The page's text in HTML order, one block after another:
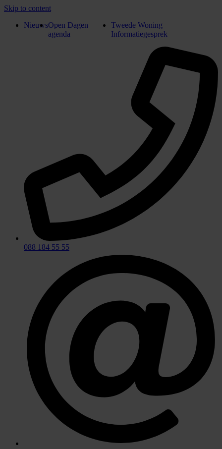
Skip to content
NieuwsOpen Dagen
agenda
Tweede Woning
Informatiegesprek
088 184 55 55